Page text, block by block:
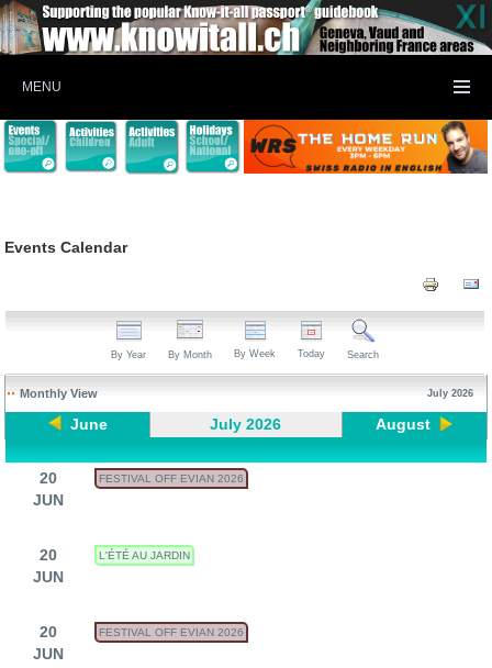
MENU
Events Calendar
By Year By Month By Week Today Search
Monthly View July 2026
June July 2026 August
20
JUN
FESTIVAL OFF EVIAN 2026
20
JUN
L'ÉTÉ AU JARDIN
20
JUN
FESTIVAL OFF EVIAN 2026